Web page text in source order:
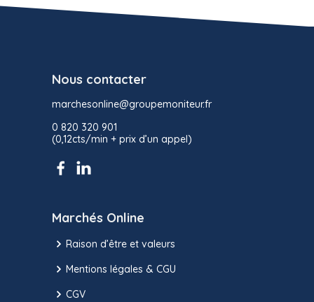
Nous contacter
marchesonline@groupemoniteur.fr
0 820 320 901
(0,12cts/min + prix d’un appel)
Marchés Online
Raison d’être et valeurs
Mentions légales & CGU
CGV